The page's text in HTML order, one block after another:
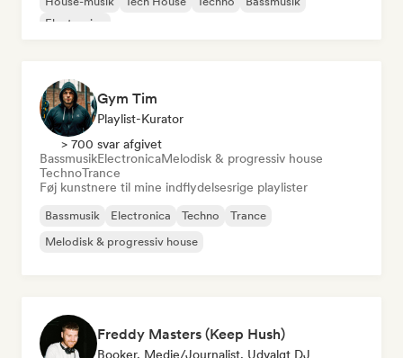
Electronica
Gym Tim
Playlist-Kurator
> 700 svar afgivet
BassmusikElectronicaMelodisk & progressiv house
TechnoTrance
Føj kunstnere til mine indflydelsesrige playlister
Bassmusik Electronica Techno
Trance
Melodisk & progressiv house
Freddy Masters (Keep Hush)
Booker, Medie/journalist, Udvalgt DJ